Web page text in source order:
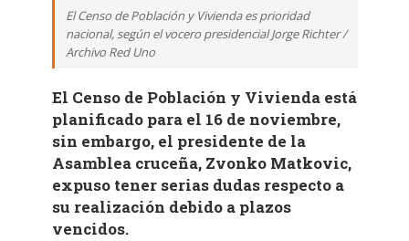
El Censo de Población y Vivienda es prioridad
nacional, según el vocero presidencial Jorge Richter /
Archivo Red Uno
El Censo de Población y Vivienda está
planificado para el 16 de noviembre,
sin embargo, el presidente de la
Asamblea cruceña, Zvonko Matkovic,
expuso tener serias dudas respecto a
su realización debido a plazos
vencidos.